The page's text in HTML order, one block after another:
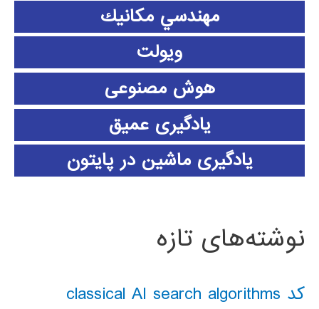
مهندسي مكانيك
ویولت
هوش مصنوعی
یادگیری عمیق
یادگیری ماشین در پایتون
نوشته‌های تازه
کد classical AI search algorithms